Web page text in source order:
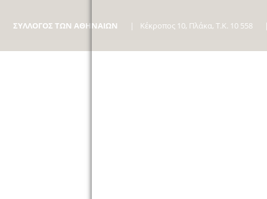
ΣΥΛΛΟΓΟΣ ΤΩΝ ΑΘΗΝΑΙΩΝ Κέκροπος 10, Πλάκα, Τ.Κ. 10 558